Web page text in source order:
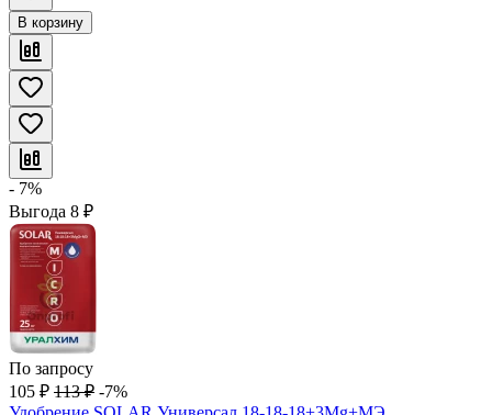
В корзину
- 7%
Выгода 8 ₽
По запросу
105 ₽ 113 ₽ -7%